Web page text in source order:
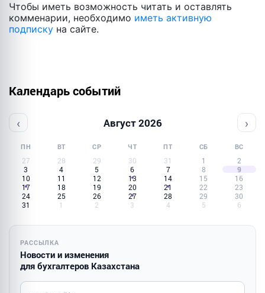
Чтобы иметь возможность читать и оставлять
комменарии, необходимо иметь активную
подписку на сайте.
Календарь событий
‹ Август 2026 ›
ПН ВТ СР ЧТ ПТ СБ ВС
27 28 29 30 31 1
2
3
4 5 6 7 8
9
10
11 12 13 14 15
16
17
18 19 20 21 22
23
24
25 26 27 28 29
30
31
1 2 3 4 5 6
РАССЫЛКА
Новости и изменения
для бухгалтеров Казахстана
Введите ваш e-mail